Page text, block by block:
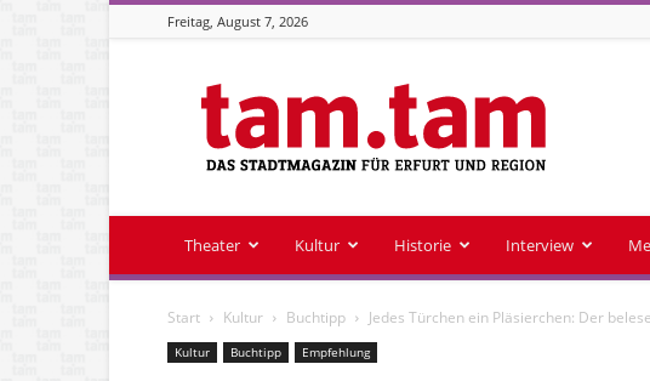
Freitag, August 7, 2026
Stadtmagazin
tam.tam
Theater Kultur Historie Interview
Start Kultur Buchtipp Jedes Türchen ein Pläsierchen: Der
Kultur Buchtipp Empfehlung